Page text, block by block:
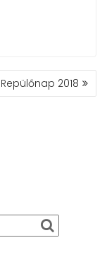
Repülőnap 2018